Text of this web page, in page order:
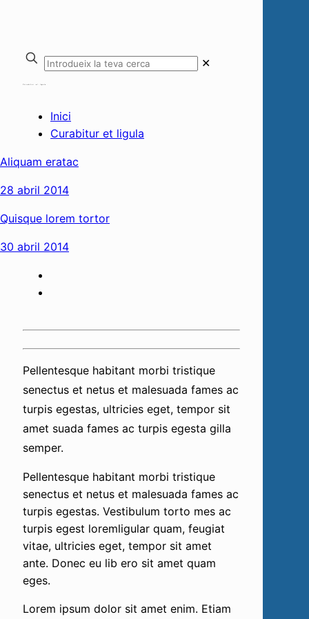
✕
Inici
Curabitur et ligula
Aliquam eratac
28 abril 2014
Quisque lorem tortor
30 abril 2014
Pellentesque habitant morbi tristique
senectus et netus et malesuada fames ac
turpis egestas, ultricies eget, tempor sit
amet suada fames ac turpis egesta gilla
semper.
Pellentesque habitant morbi tristique
senectus et netus et malesuada fames ac
turpis egestas. Vestibulum torto mes ac
turpis egest loremligular quam, feugiat
vitae, ultricies eget, tempor sit amet
ante. Donec eu lib ero sit amet quam
eges.
Lorem ipsum dolor sit amet enim. Etiam